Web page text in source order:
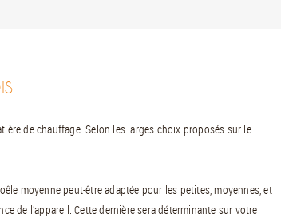
de chauffage. Selon les larges choix proposés sur le
moyenne peut-être adaptée pour les petites, moyennes, et
de l’appareil. Cette dernière sera déterminante sur votre